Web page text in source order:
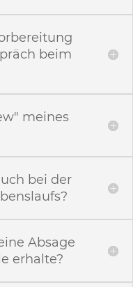
beim
meines
bei der
Absage
erhalte?